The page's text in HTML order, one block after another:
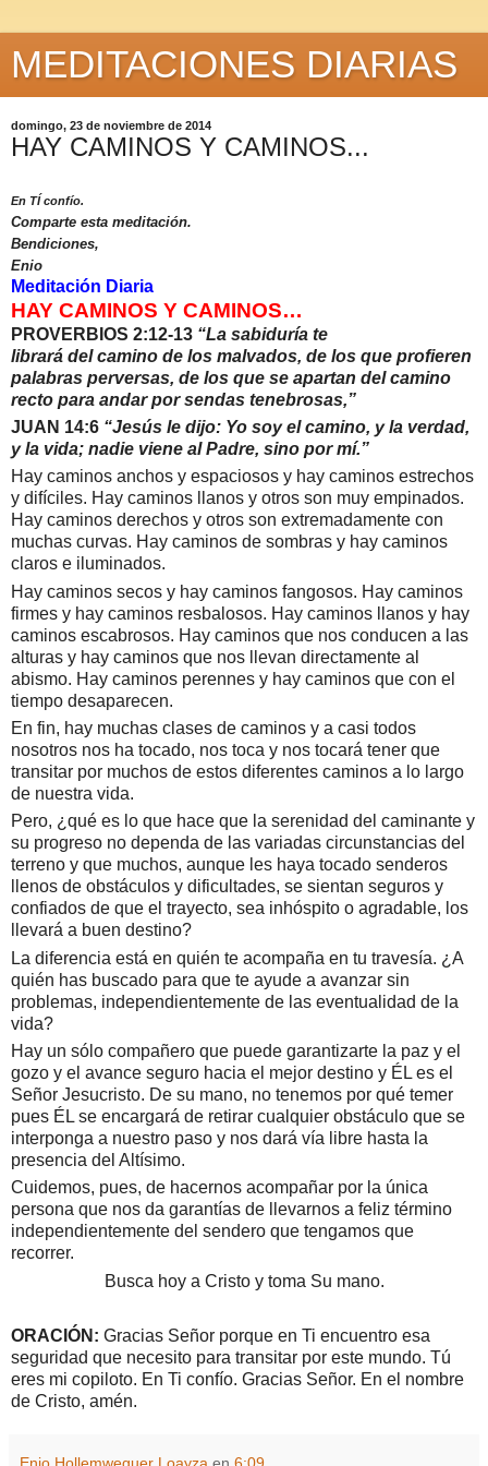
MEDITACIONES DIARIAS
domingo, 23 de noviembre de 2014
HAY CAMINOS Y CAMINOS...
En TÍ confío.
Comparte esta meditación.
Bendiciones,
Enio
Meditación Diaria
HAY CAMINOS Y CAMINOS…
PROVERBIOS 2:12-13 “La sabiduría te
librará del camino de los malvados, de los que profieren
palabras perversas, de los que se apartan del camino
recto para andar por sendas tenebrosas,”
JUAN 14:6 “Jesús le dijo: Yo soy el camino, y la verdad,
y la vida; nadie viene al Padre, sino por mí.”
Hay caminos anchos y espaciosos y hay caminos estrechos
y difíciles. Hay caminos llanos y otros son muy empinados.
Hay caminos derechos y otros son extremadamente con
muchas curvas. Hay caminos de sombras y hay caminos
claros e iluminados.
Hay caminos secos y hay caminos fangosos. Hay caminos
firmes y hay caminos resbalosos. Hay caminos llanos y hay
caminos escabrosos. Hay caminos que nos conducen a las
alturas y hay caminos que nos llevan directamente al
abismo. Hay caminos perennes y hay caminos que con el
tiempo desaparecen.
En fin, hay muchas clases de caminos y a casi todos
nosotros nos ha tocado, nos toca y nos tocará tener que
transitar por muchos de estos diferentes caminos a lo largo
de nuestra vida.
Pero, ¿qué es lo que hace que la serenidad del caminante y
su progreso no dependa de las variadas circunstancias del
terreno y que muchos, aunque les haya tocado senderos
llenos de obstáculos y dificultades, se sientan seguros y
confiados de que el trayecto, sea inhóspito o agradable, los
llevará a buen destino?
La diferencia está en quién te acompaña en tu travesía. ¿A
quién has buscado para que te ayude a avanzar sin
problemas, independientemente de las eventualidad de la
vida?
Hay un sólo compañero que puede garantizarte la paz y el
gozo y el avance seguro hacia el mejor destino y ÉL es el
Señor Jesucristo. De su mano, no tenemos por qué temer
pues ÉL se encargará de retirar cualquier obstáculo que se
interponga a nuestro paso y nos dará vía libre hasta la
presencia del Altísimo.
Cuidemos, pues, de hacernos acompañar por la única
persona que nos da garantías de llevarnos a feliz término
independientemente del sendero que tengamos que
recorrer.
Busca hoy a Cristo y toma Su mano.
ORACIÓN: Gracias Señor porque en Ti encuentro esa
seguridad que necesito para transitar por este mundo. Tú
eres mi copiloto. En Ti confío. Gracias Señor. En el nombre
de Cristo, amén.